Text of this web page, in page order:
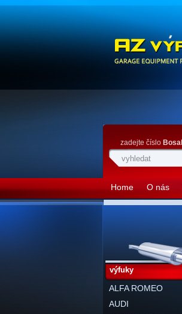
Home O nás
zadejte číslo Bosal
výfuky
ALFA ROMEO
AUDI